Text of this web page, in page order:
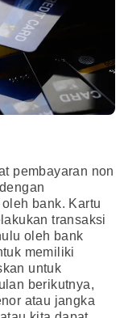
pembayaran non
bank. Kartu
transaksi
oleh bank
memiliki
untuk
berikutnya,
atau jangka